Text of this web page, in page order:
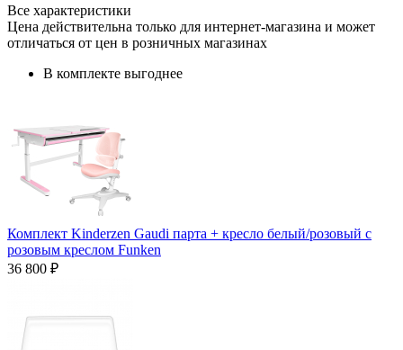
Все характеристики
Цена действительна только для интернет-магазина и может
отличаться от цен в розничных магазинах
В комплекте выгоднее
Комплект Kinderzen Gaudi парта + кресло белый/розовый с
розовым креслом Funken
36 800 ₽